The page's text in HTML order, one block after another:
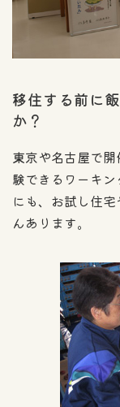
移住する前に
か？
東京や名古屋で
験できるワーキ
にも、お試し住
んあります。